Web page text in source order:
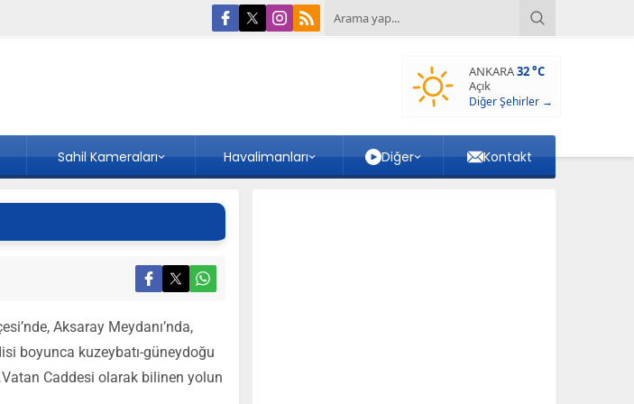
ANKARA32 °C
Açık
Diğer Şehirler →
Sahil Kameraları Havalimanları Diğer Kontakt
Aksaray Meydanı’nda,
boyunca kuzeybatı-güneydoğu
Caddesi olarak bilinen yolun